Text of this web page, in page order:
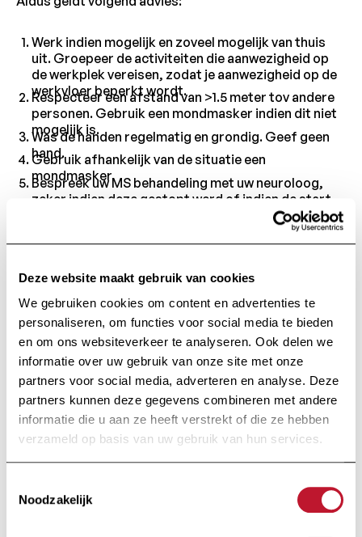
Deze website maakt gebruik van cookies
We gebruiken cookies om content en advertenties te
personaliseren, om functies voor social media te bieden
en om ons websiteverkeer te analyseren. Ook delen we
informatie over uw gebruik van onze site met onze
partners voor social media, adverteren en analyse. Deze
partners kunnen deze gegevens combineren met andere
informatie die u aan ze heeft verstrekt of die ze hebben
verzameld op basis van uw gebruik van hun services.
Noodzakelijk
Werk indien mogelijk en zoveel mogelijk van thuis
uit. Groepeer de activiteiten die aanwezigheid op
de werkplek vereisen, zodat je aanwezigheid op de
werkvloer beperkt wordt.
Respecteer een afstand van >1.5 meter tov andere
personen. Gebruik een mondmasker indien dit niet
mogelijk is.
Was de handen regelmatig en grondig. Geef geen
hand.
Gebruik afhankelijk van de situatie een
mondmasker.
Bespreek uw MS behandeling met uw neuroloog,
zeker indien deze gestopt werd of indien de start
ervan uitgesteld werd. Overigens blijft het
algemeen advies van de Medische Adviesraad dd 11-
03-2020 van toepassing, maar uiteraard neemt uw
het verstrekken van een advies.
Terug naar het
Terug naar het nieuws